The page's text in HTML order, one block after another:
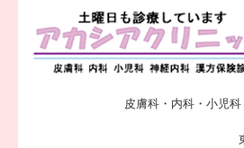
トップページ
皮膚科・内科・小児